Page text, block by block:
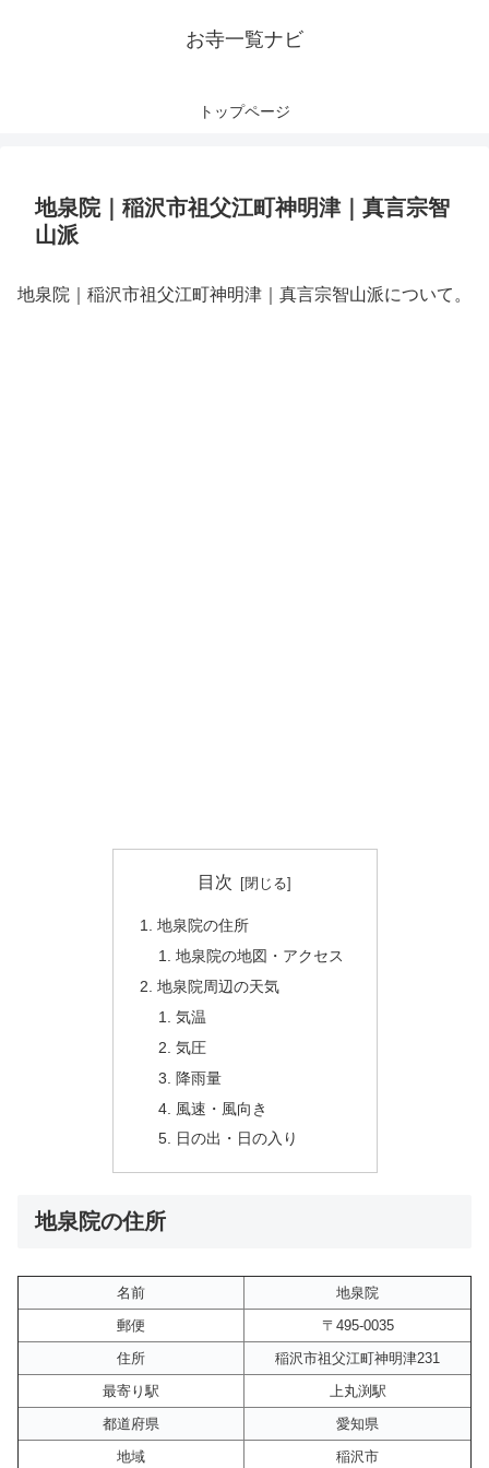
お寺一覧ナビ
トップページ
地泉院｜稲沢市祖父江町神明津｜真言宗智
山派
地泉院｜稲沢市祖父江町神明津｜真言宗智山派について。
目次
地泉院の住所
地泉院の地図・アクセス
地泉院周辺の天気
気温
気圧
降雨量
風速・風向き
日の出・日の入り
地泉院の住所
名前
地泉院
郵便
〒495-0035
住所
稲沢市祖父江町神明津231
最寄り駅
上丸渕駅
都道府県
愛知県
地域
稲沢市